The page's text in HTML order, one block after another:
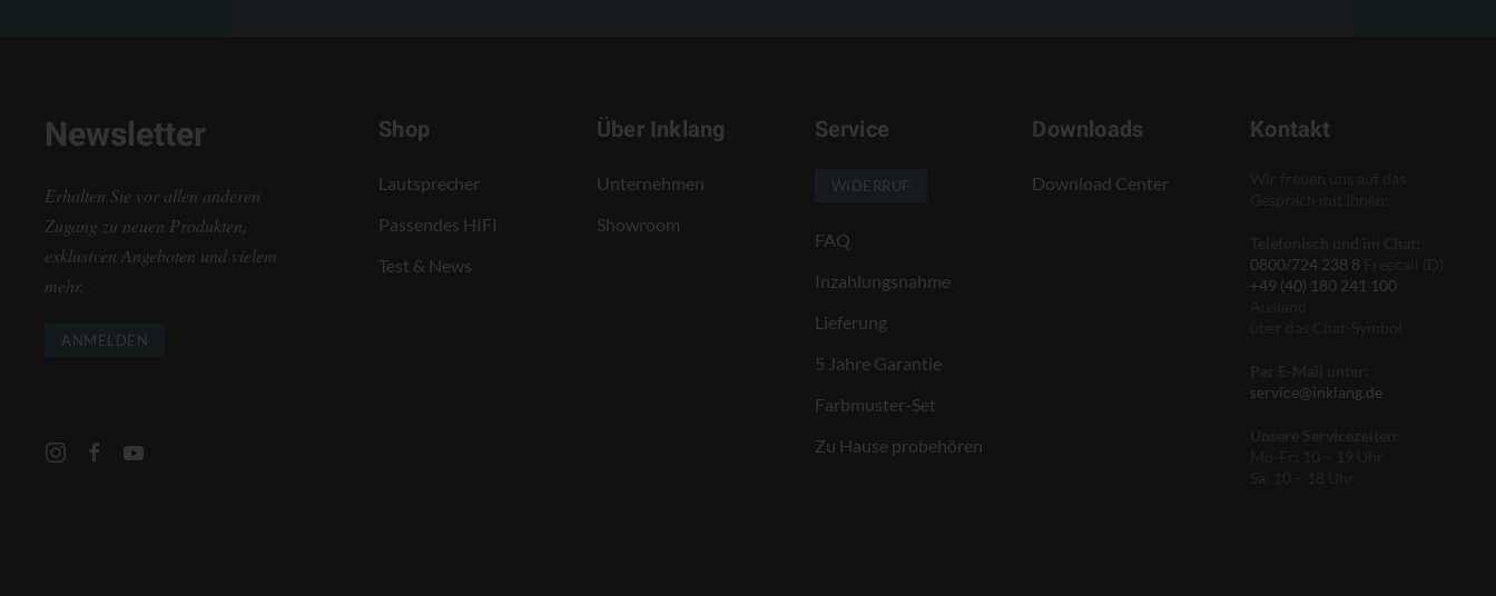
Newsletter
Erhalten Sie vor allen anderen
Zugang zu neuen Produkten,
exklusiven Angeboten und vielem
mehr.
ANMELDEN
Shop
Lautsprecher
Passendes HIFI
Test & News
Über Inklang
Unternehmen
Showroom
Service
WIDERRUF
FAQ
Inzahlungsnahme
Lieferung
5 Jahre Garantie
Farbmuster-Set
Zu Hause probehören
Downloads
Download Center
Kontakt
0800/724 238 8
+49 (40) 180 241 100
service@inklang.de